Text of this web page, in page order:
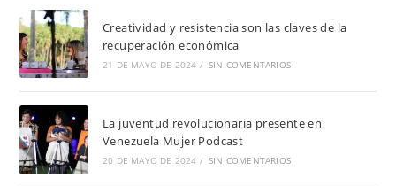
Creatividad y resistencia son las claves de la
recuperación económica
21 DE MAYO DE 2024 / SIN COMENTARIOS
La juventud revolucionaria presente en
Venezuela Mujer Podcast
20 DE MAYO DE 2024 / SIN COMENTARIOS